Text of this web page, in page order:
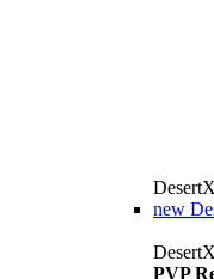
DesertX
new
DesertX
PVP